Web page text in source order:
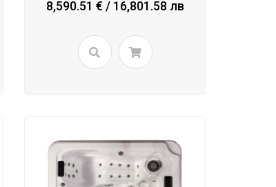
8,590.51 € / 16,801.58 лв